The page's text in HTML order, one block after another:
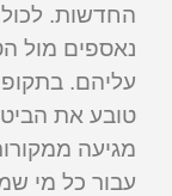
החדשות.
נאספים מול
עליהם.
טובע את
מגיעה
עבור כל מי